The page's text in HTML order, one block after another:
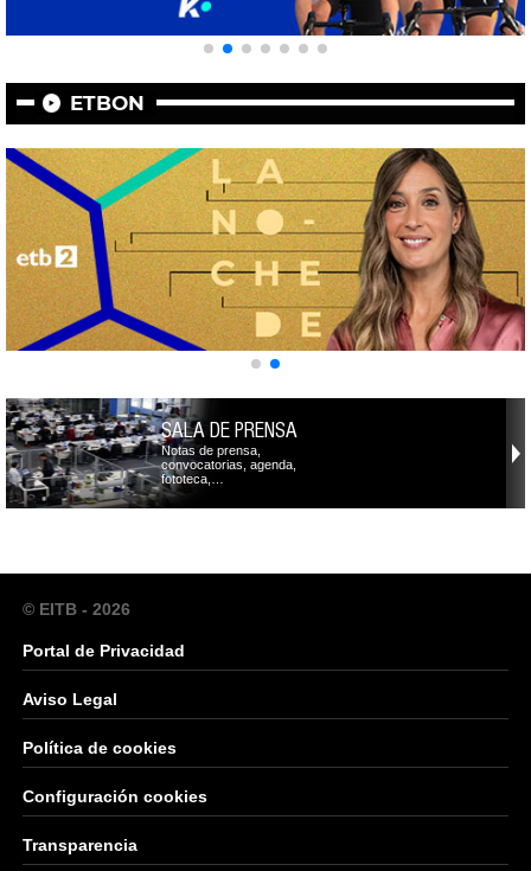
ETBON
SALA DE PRENSA
Notas de prensa,
convocatorias, agenda,
fototeca,…
© EITB - 2026
Portal de Privacidad
Aviso Legal
Política de cookies
Configuración cookies
Transparencia